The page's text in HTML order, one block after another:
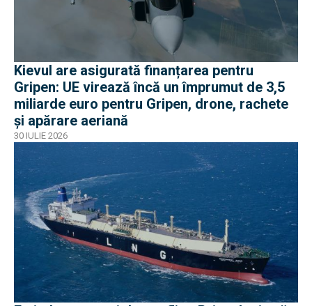
Kievul are asigurată finanțarea pentru
Gripen: UE virează încă un împrumut de 3,5
miliarde euro pentru Gripen, drone, rachete
și apărare aeriană
30 IULIE 2026